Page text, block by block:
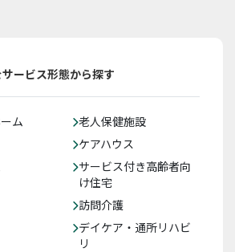
ービス形態から探す
ム
老人保健施設
ケアハウス
サービス付き高齢者向
け住宅
訪問介護
デイケア・通所リハビ
リ